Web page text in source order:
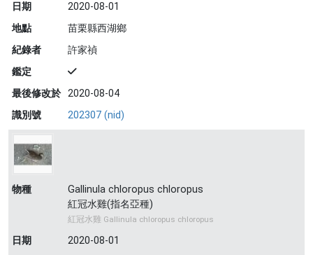
日期
2020-08-01
地點
苗栗縣西湖鄉
紀錄者
許家禎
鑑定
最後修改於 2020-08-04
識別號
202307 (nid)
物種
Gallinula chloropus chloropus
紅冠水雞(指名亞種)
紅冠水雞 Gallinula chloropus chloropus
日期
2020-08-01